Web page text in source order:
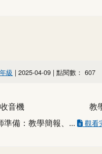
級 | 2025-04-09 | 點閱數： 607
收音機 教學設計：蔡
準備：教學簡報、...
觀看